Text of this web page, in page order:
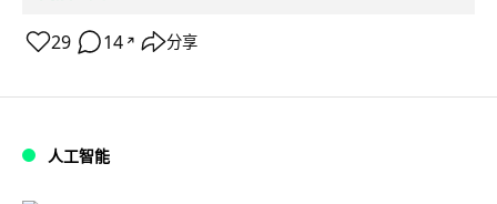
29 14 ↗ 分享
人工智能